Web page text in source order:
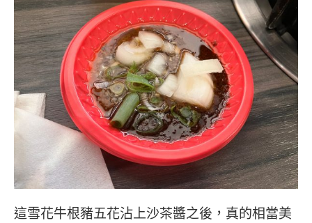
這雪花牛根豬五花沾上沙茶醬之後，真的相當美